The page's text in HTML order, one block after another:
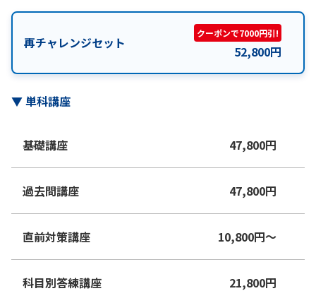
再チャレンジセット
クーポンで7000円引!
52,800円
▼単科講座
基礎講座 47,800円
過去問講座 47,800円
直前対策講座 10,800円〜
科目別答練講座 21,800円